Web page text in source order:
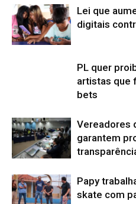
Lei que
digitais
PL quer
artistas que
bets
Vereadores
garantem
Papy
skate com